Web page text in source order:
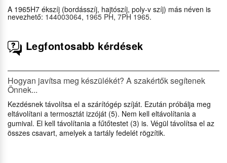
A 1965H7 ékszíj (bordásszíj, hajtószíj, poly-v szíj) más néven is
nevezhető: 144003064, 1965 PH, 7PH 1965.
Legfontosabb kérdések
Hogyan javítsa meg készülékét? A szakértők segítenek
Önnek...
Kezdésnek távolítsa el a szárítógép szíját. Ezután próbálja meg
eltávolítani a termosztát izzóját (5). Nem kell eltávolítania a
gumival. El kell távolítania a fűtőtestet (3) is. Végül távolítsa el az
összes csavart, amelyek a tartály fedelét rögzítik.